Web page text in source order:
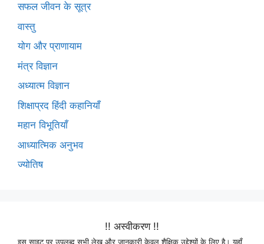
सफल जीवन के सूत्र
वास्तु
योग और प्राणायाम
मंत्र विज्ञान
अध्यात्म विज्ञान
शिक्षाप्रद हिंदी कहानियाँ
महान विभूतियाँ
आध्यात्मिक अनुभव
ज्योतिष
!! अस्वीकरण !!
इस साइट पर उपलब्द सभी लेख और जानकारी केवल शैक्षिक उद्देश्यों के लिए है। यहाँ